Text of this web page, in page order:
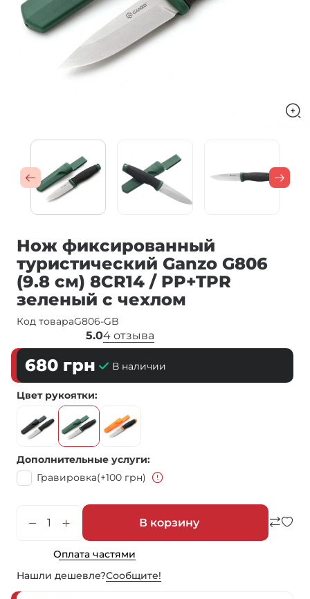
Нож фиксированный
туристический Ganzo G806
(9.8 см) 8CR14 / PP+TPR
зеленый с чехлом
Код товараG806-GB
5.04 отзыва
680 грн В наличии
Цвет рукоятки
Дополнительные услуги
Гравировка(+100 грн)
В корзину
Оплата частями
Нашли дешевле?Сообщите!